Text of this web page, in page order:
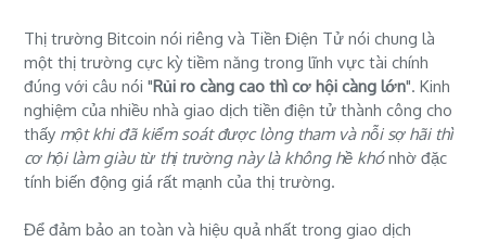
Thị trường Bitcoin nói riêng và Tiền Điện Tử nói chung là
một thị trường cực kỳ tiềm năng trong lĩnh vực tài chính
đúng với câu nói "Rủi ro càng cao thì cơ hội càng lớn". Kinh
nghiệm của nhiều nhà giao dịch tiền điện tử thành công cho
thấy một khi đã kiểm soát được lòng tham và nỗi sợ hãi thì
cơ hội làm giàu từ thị trường này là không hề khónhờ đặc
tính biến động giá rất mạnh của thị trường.
Để đảm bảo an toàn và hiệu quả nhất trong giao dịch